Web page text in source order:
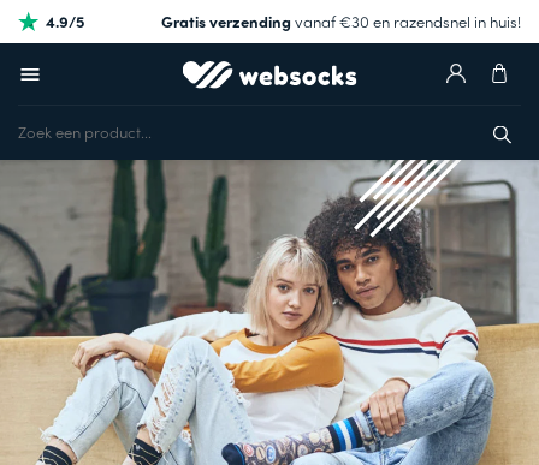
4.9/5 Gratis verzendingvanaf €30 en razendsnel in huis!